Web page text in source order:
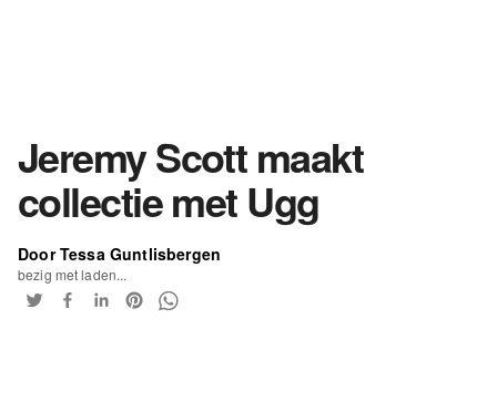
Jeremy Scott maakt
collectie met Ugg
Door Tessa Guntlisbergen
bezig met laden...